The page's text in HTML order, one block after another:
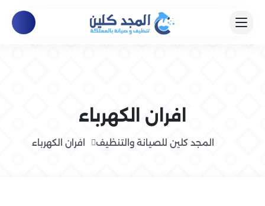
افران الكهرباء
المجد كلين للصيانة والتنظيف افران الكهرباء